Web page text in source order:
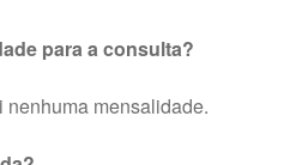
para a consulta?
mensalidade.